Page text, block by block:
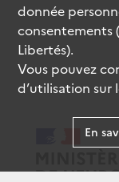
donnée
consentements
Libertés).
Vous pouvez
d’utilisation sur
En